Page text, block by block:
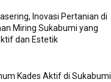
Inovasi Pertanian di
Miring Sukabumi yang
dan Estetik
Kades Aktif di Sukabumi